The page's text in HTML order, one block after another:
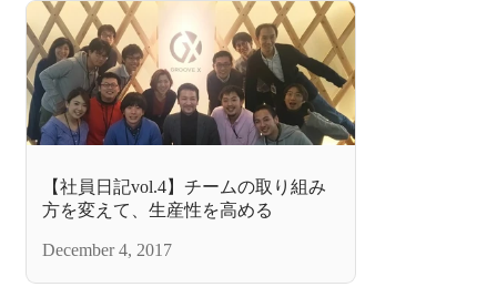
【社員日記vol.4】チームの取り組み
方を変えて、生産性を高める
December 4, 2017